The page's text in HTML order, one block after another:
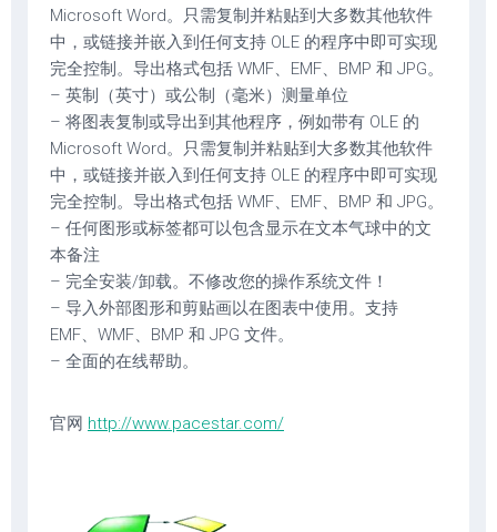
Microsoft Word。只需复制并粘贴到大多数其他软件
中，或链接并嵌入到任何支持 OLE 的程序中即可实现
完全控制。导出格式包括 WMF、EMF、BMP 和 JPG。
– 英制（英寸）或公制（毫米）测量单位
– 将图表复制或导出到其他程序，例如带有 OLE 的
Microsoft Word。只需复制并粘贴到大多数其他软件
中，或链接并嵌入到任何支持 OLE 的程序中即可实现
完全控制。导出格式包括 WMF、EMF、BMP 和 JPG。
– 任何图形或标签都可以包含显示在文本气球中的文
本备注
– 完全安装/卸载。不修改您的操作系统文件！
– 导入外部图形和剪贴画以在图表中使用。支持
EMF、WMF、BMP 和 JPG 文件。
– 全面的在线帮助。
官网 http://www.pacestar.com/